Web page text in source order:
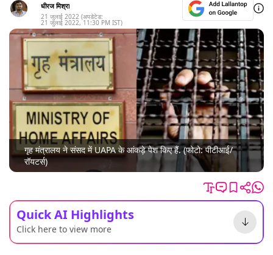
धीरज मिश्रा
21 जुलाई 2022 (अपडेटेड:
21 जुलाई 2022, 11:30 PM IST)
गृह मंत्रालय ने संसद में UAPA के आंकड़े पेश किए हैं. (फोटो: पीटीआई/
रॉयटर्स)
Quick AI Highlights
Click here to view more